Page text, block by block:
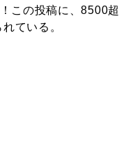
この投稿に、8500超
ている。